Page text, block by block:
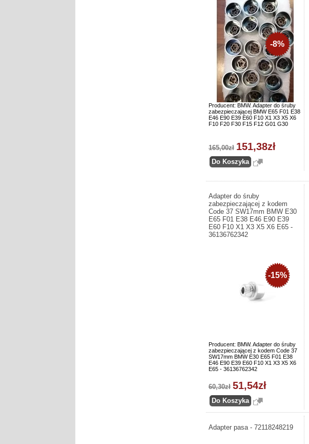
Producent: BMW. Adapter do śruby
zabezpieczającej BMW E65 F01 E38
E46 E90 E39 E60 F10 X1 X3 X5 X6
F10 F20 F30 F15 F12 G01 G30
-8%
165,00zł 151,38zł
Adapter do śruby
zabezpieczającej z kodem
Code 37 SW17mm BMW E30
E65 F01 E38 E46 E90 E39
E60 F10 X1 X3 X5 X6 E65 -
36136762342
Producent: BMW. Adapter do śruby
zabezpieczającej z kodem Code 37
SW17mm BMW E30 E65 F01 E38
E46 E90 E39 E60 F10 X1 X3 X5 X6
E65 - 36136762342
-15%
60,30zł 51,54zł
Adapter pasa - 72118248219